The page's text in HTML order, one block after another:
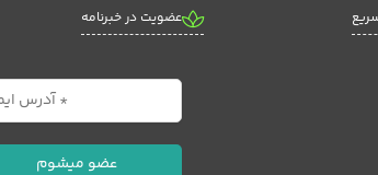
عضویت در خبرنامه